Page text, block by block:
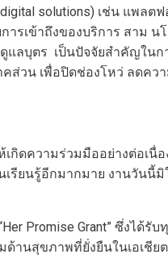
solutions) เช่น แพล
ารเข้าถึงของบริการ สาม
ลบุตร เป็นปัจจัยสำคัญใน
วน เพื่อปิดช่องโหว่ ลดคว
กิดความร่วมมืออย่างต่อเนื่
รียนรู้อีกมากมาย งานวันนี้
Promise Grant” ซึ่งได้
านสุขภาพที่ยั่งยืนในเอเชีย